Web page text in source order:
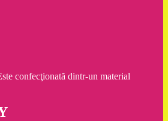
confecţionată dintr-un material